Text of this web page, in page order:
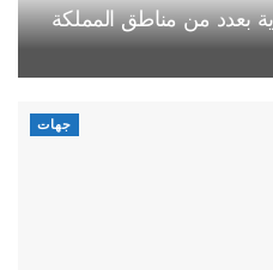
بعدد من مناطق المملكة
جهات